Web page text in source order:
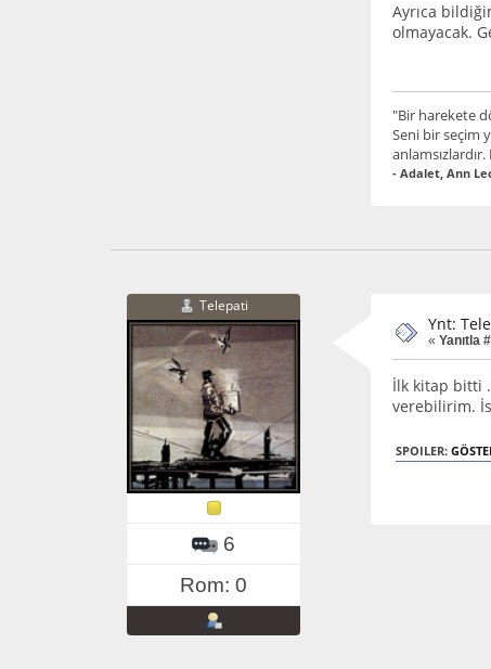
Ayrıca
olmayacak.
"Bir harekete
Seni bir seçim
- Adalet, Ann
Telepati
6
Rom: 0
Ynt:
« Yanıtla
İlk kitap bitti
verebilirim.
SPOILER: